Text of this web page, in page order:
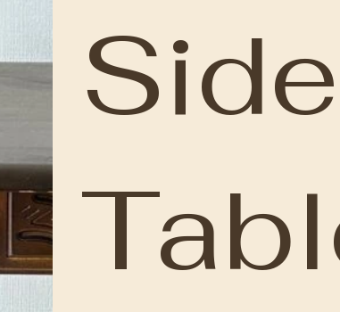
Side